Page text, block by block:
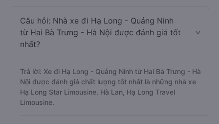
Câu hỏi: Nhà xe đi Hạ Long - Quảng Ninh
từ Hai Bà Trưng - Hà Nội được đánh giá tốt
nhất?
Trả lời: Xe đi Hạ Long - Quảng Ninh từ Hai Bà Trưng - Hà
Nội được đánh giá chất lượng tốt nhất là những nhà xe
Hạ Long Star Limousine, Hà Lan, Hạ Long Travel
Limousine.